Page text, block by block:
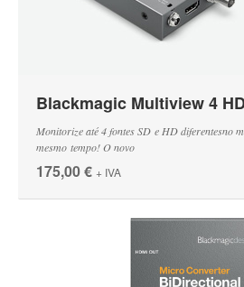
Blackmagic Multiview 4
Monitorize até 4 fontes SD e HD diferentesno
mesmo tempo! O novo
175,00 € + IVA